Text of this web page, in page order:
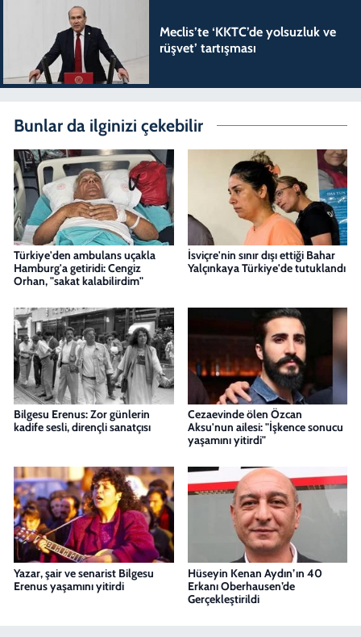
Meclis’te ‘KKTC’de yolsuzluk ve
rüşvet’ tartışması
Bunlar da ilginizi çekebilir
Türkiye'den ambulans uçakla
Hamburg'a getiridi: Cengiz
Orhan, "sakat kalabilirdim"
İsviçre'nin sınır dışı ettiği Bahar
Yalçınkaya Türkiye'de tutuklandı
Bilgesu Erenus: Zor günlerin
kadife sesli, dirençli sanatçısı
Cezaevinde ölen Özcan
Aksu'nun ailesi: "İşkence sonucu
yaşamını yitirdi"
Yazar, şair ve senarist Bilgesu
Erenus yaşamını yitirdi
Hüseyin Kenan Aydın’ın 40
Erkanı Oberhausen’de
Gerçekleştirildi